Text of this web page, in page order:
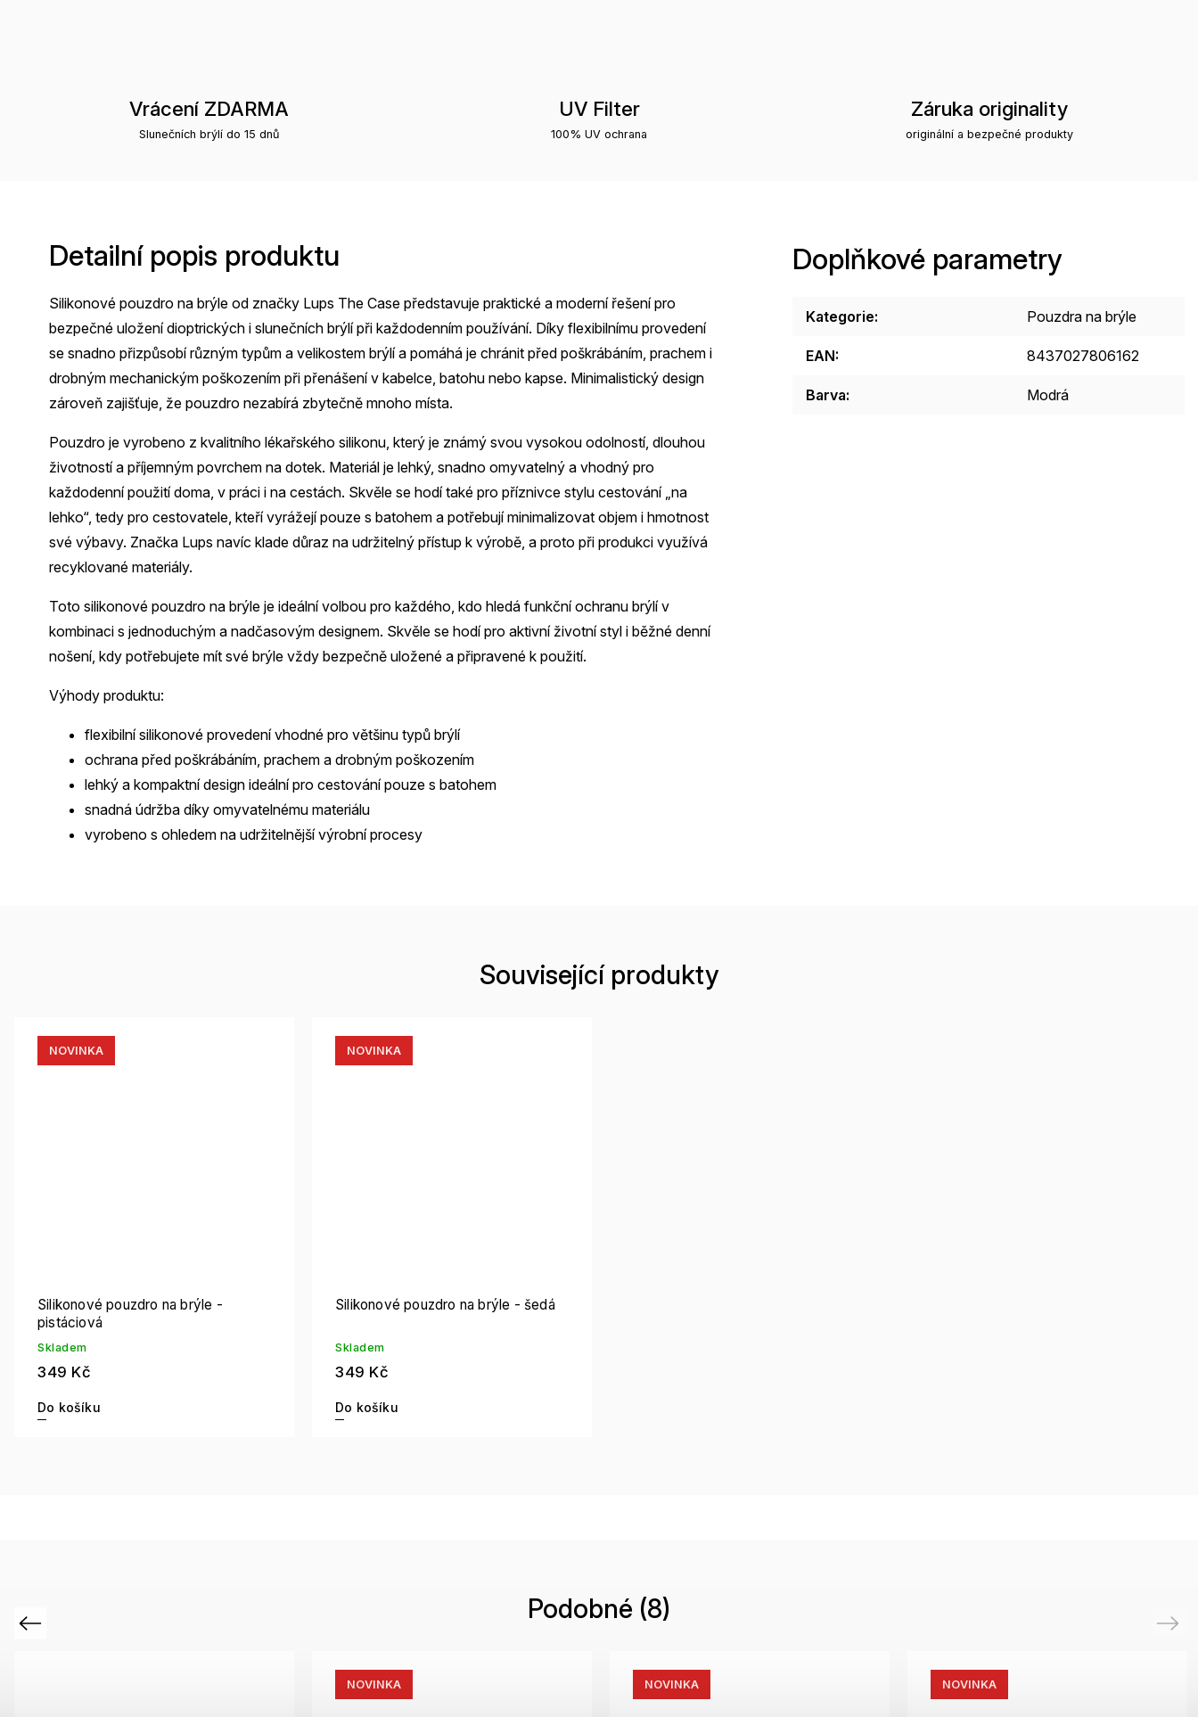
Vrácení ZDARMA
Slunečních brýlí do 15 dnů
UV Filter
100% UV ochrana
Záruka originality
originální a bezpečné produkty
Detailní popis produktu
Silikonové pouzdro na brýle od značky Lups The Case představuje praktické a moderní řešení pro
bezpečné uložení dioptrických i slunečních brýlí při každodenním používání. Díky flexibilnímu provedení
se snadno přizpůsobí různým typům a velikostem brýlí a pomáhá je chránit před poškrábáním, prachem i
drobným mechanickým poškozením při přenášení v kabelce, batohu nebo kapse. Minimalistický design
zároveň zajišťuje, že pouzdro nezabírá zbytečně mnoho místa.
Pouzdro je vyrobeno z kvalitního lékařského silikonu, který je známý svou vysokou odolností, dlouhou
životností a příjemným povrchem na dotek. Materiál je lehký, snadno omyvatelný a vhodný pro
každodenní použití doma, v práci i na cestách. Skvěle se hodí také pro příznivce stylu cestování „na
lehko“, tedy pro cestovatele, kteří vyrážejí pouze s batohem a potřebují minimalizovat objem i hmotnost
své výbavy. Značka Lups navíc klade důraz na udržitelný přístup k výrobě, a proto při produkci využívá
recyklované materiály.
Toto silikonové pouzdro na brýle je ideální volbou pro každého, kdo hledá funkční ochranu brýlí v
kombinaci s jednoduchým a nadčasovým designem. Skvěle se hodí pro aktivní životní styl i běžné denní
nošení, kdy potřebujete mít své brýle vždy bezpečně uložené a připravené k použití.
Výhody produktu:
flexibilní silikonové provedení vhodné pro většinu typů brýlí
ochrana před poškrábáním, prachem a drobným poškozením
lehký a kompaktní design ideální pro cestování pouze s batohem
snadná údržba díky omyvatelnému materiálu
vyrobeno s ohledem na udržitelnější výrobní procesy
Doplňkové parametry
Kategorie: Pouzdra na brýle
EAN: 8437027806162
Barva: Modrá
Související produkty
NOVINKA
Silikonové pouzdro na brýle -
pistáciová
Skladem
349 Kč
Do košíku
NOVINKA
Silikonové pouzdro na brýle - šedá
Skladem
349 Kč
Do košíku
Podobné (8)
Previous
NOVINKA NOVINKA NOVINKA
Next